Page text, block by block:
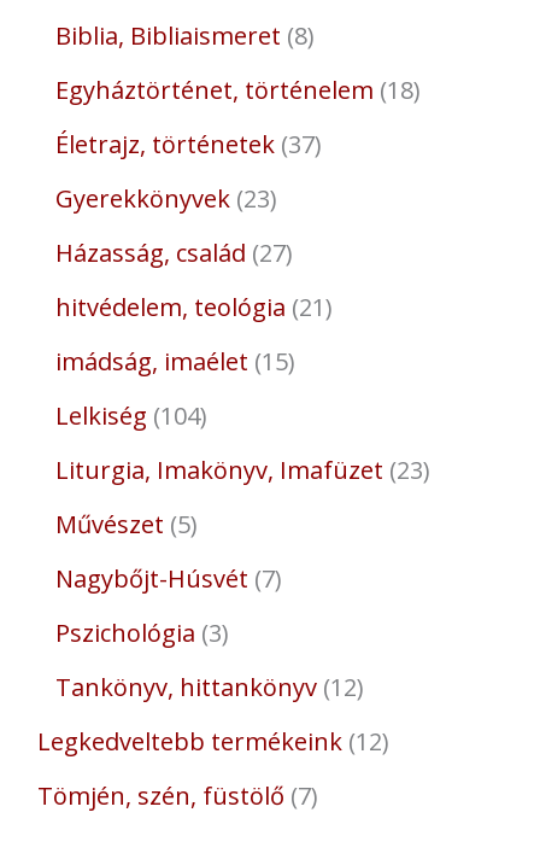
Biblia, Bibliaismeret 8
Egyháztörténet, történelem 18
Életrajz, történetek 37
Gyerekkönyvek 23
Házasság, család 27
hitvédelem, teológia 21
imádság, imaélet 15
Lelkiség 104
Liturgia, Imakönyv, Imafüzet 23
Művészet 5
Nagybőjt-Húsvét 7
Pszichológia 3
Tankönyv, hittankönyv 12
Legkedveltebb termékeink 12
Tömjén, szén, füstölő 7